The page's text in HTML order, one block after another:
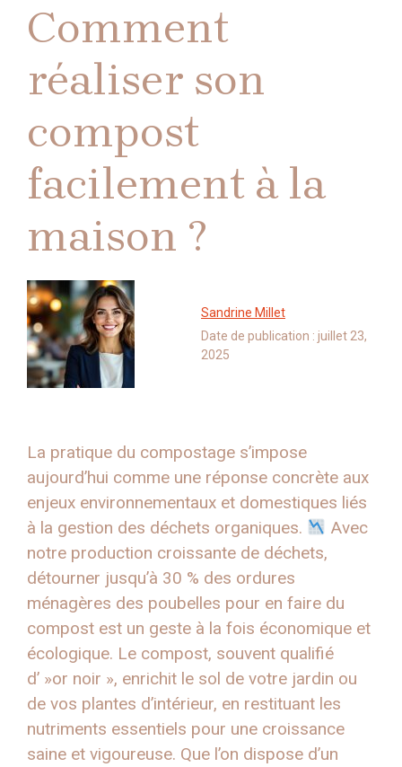
Comment
réaliser son
compost
facilement à la
maison ?
Sandrine Millet
Date de publication : juillet 23,
2025
La pratique du compostage s’impose
aujourd’hui comme une réponse concrète aux
enjeux environnementaux et domestiques liés
à la gestion des déchets organiques.
Avec
notre production croissante de déchets,
détourner jusqu’à 30 % des ordures
ménagères des poubelles pour en faire du
compost est un geste à la fois économique et
écologique. Le compost, souvent qualifié
d’ »or noir », enrichit le sol de votre jardin ou
de vos plantes d’intérieur, en restituant les
nutriments essentiels pour une croissance
saine et vigoureuse. Que l’on dispose d’un